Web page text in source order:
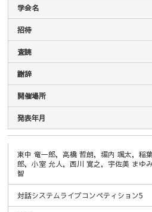
学会名
招待
査読
謝辞
開催場所
発表年月
発表
東中 竜一郎，高橋 哲朗，堀内 颯太，稲
郎，小室 允人，西川 寛之，宇佐美 まゆ
智
対話システムライブコンペティション5